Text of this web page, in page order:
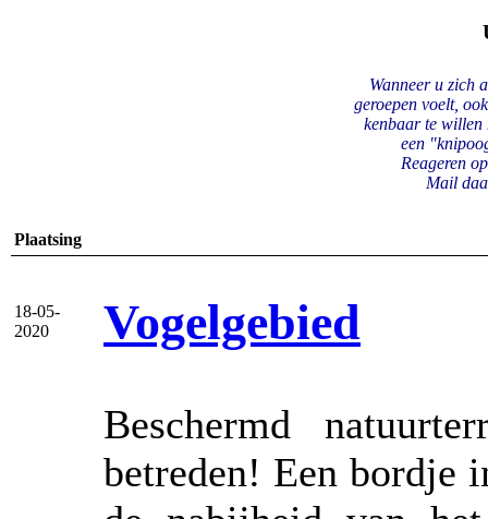
Wanneer u zich
geroepen voelt,
kenbaar te willen
een
Reageren
Mail
Plaatsing
18-05-
2020
Vogelgebied
Beschermd
betreden! Een bordje